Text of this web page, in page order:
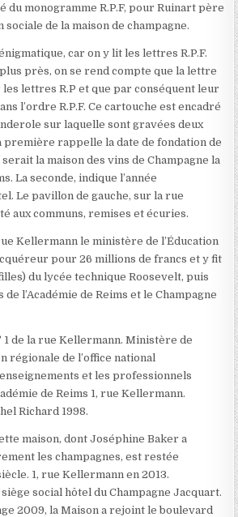
du monogramme R.P.F, pour Ruinart père
sociale de la maison de champagne.
car on y lit les lettres R.P.F.
près, on se rend compte que la lettre
lettres R.P et que par conséquent leur
l’ordre R.P.F. Ce cartouche est encadré
sur laquelle sont gravées deux
première rappelle la date de fondation de
la maison des vins de Champagne la
La seconde, indique l’année
Le pavillon de gauche, sur la rue
aux communs, remises et écuries.
Kellermann le ministère de l’Éducation
pour 26 millions de francs et y fit
du lycée technique Roosevelt, puis
l’Académie de Reims et le Champagne
1 de la rue Kellermann. Ministère de
régionale de l’office national
et les professionnels
de Reims 1, rue Kellermann.
Richard 1998.
maison, dont Joséphine Baker a
les champagnes, est restée
1, rue Kellermann en 2013.
social hôtel du Champagne Jacquart.
2009, la Maison a rejoint le boulevard